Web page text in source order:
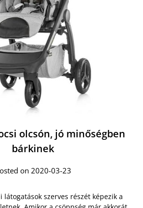
olcsón, jó minőségben
bárkinek
on 2020-03-23
látogatások szerves részét képezik a